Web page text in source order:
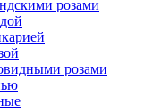
розами
розами